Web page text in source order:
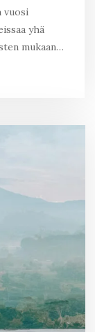
vuosi
yhä
mukaan…